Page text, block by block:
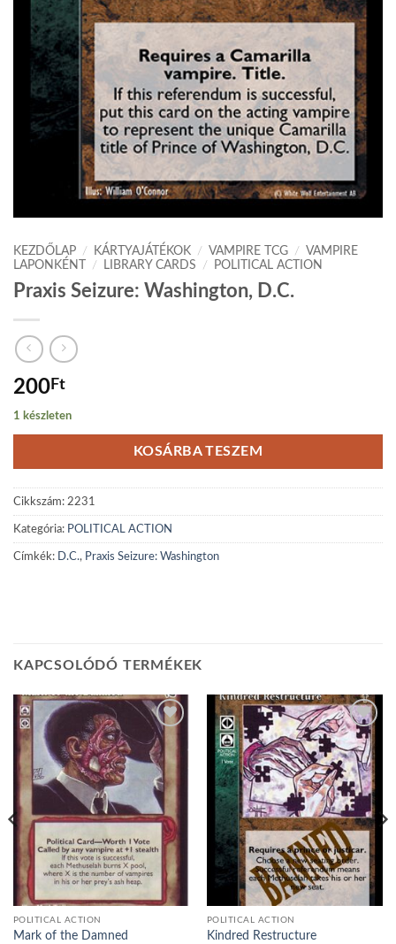
KEZDŐLAP / KÁRTYAJÁTÉKOK / VAMPIRE TCG /
VAMPIRE
LAPONKÉNT
/ LIBRARY CARDS / POLITICAL ACTION
Praxis Seizure: Washington, D.C.
200Ft
1 készleten
KOSÁRBA TESZEM
Cikkszám: 2231
Kategória: POLITICAL ACTION
Címkék: D.C., Praxis Seizure: Washington
KAPCSOLÓDÓ TERMÉKEK
Add to
wishlist
POLITICAL ACTION
Mark of the Damned
Add to
wishlist
POLITICAL ACTION
Kindred Restructure